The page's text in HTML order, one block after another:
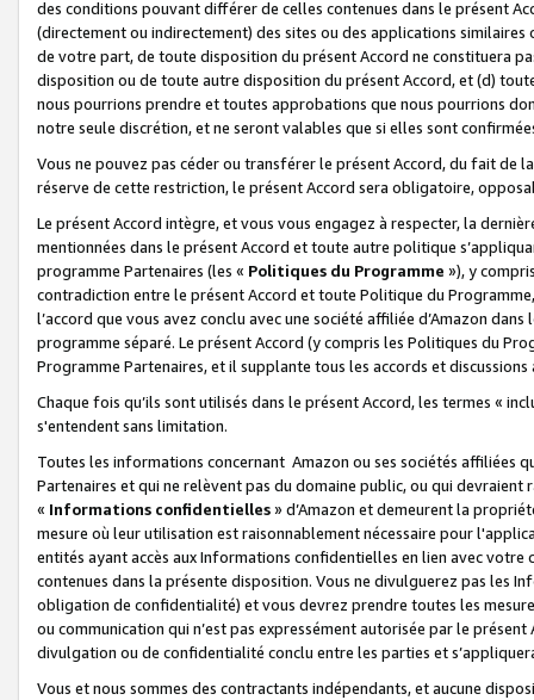
des conditions pouvant différer de celles contenues dans le présent
(directement ou indirectement) des sites ou des applications
de votre part, de toute disposition du présent Accord ne constituera
disposition ou de toute autre disposition du présent Accord, et (d)
nous pourrions prendre et toutes approbations que nous pourrions
notre seule discrétion, et ne seront valables que si elles sont
Vous ne pouvez pas céder ou transférer le présent Accord, du fait de
réserve de cette restriction, le présent Accord sera obligatoire,
Le présent Accord intègre, et vous vous engagez à respecter, la
mentionnées dans le présent Accord et toute autre politique
programme Partenaires (les « Politiques du Programme »), y
contradiction entre le présent Accord et toute Politique du
l’accord que vous avez conclu avec une société affiliée d’Amazon
programme séparé. Le présent Accord (y compris les Politiques du
Programme Partenaires, et il supplante tous les accords et discussions
Chaque fois qu’ils sont utilisés dans le présent Accord, les termes «
s'entendent sans limitation.
Toutes les informations concernant Amazon ou ses sociétés affiliées
Partenaires et qui ne relèvent pas du domaine public, ou qui
« Informations confidentielles» d’Amazon et demeurent la
mesure où leur utilisation est raisonnablement nécessaire pour
entités ayant accès aux Informations confidentielles en lien avec
contenues dans la présente disposition. Vous ne divulguerez pas les
obligation de confidentialité) et vous devrez prendre toutes les
ou communication qui n’est pas expressément autorisée par le
divulgation ou de confidentialité conclu entre les parties et
Vous et nous sommes des contractants indépendants, et aucune